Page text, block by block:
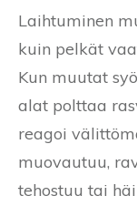
Laihtuminen
kuin pelkät
Kun muutat
alat polttaa
reagoi
muovautuu,
tehostuu tai